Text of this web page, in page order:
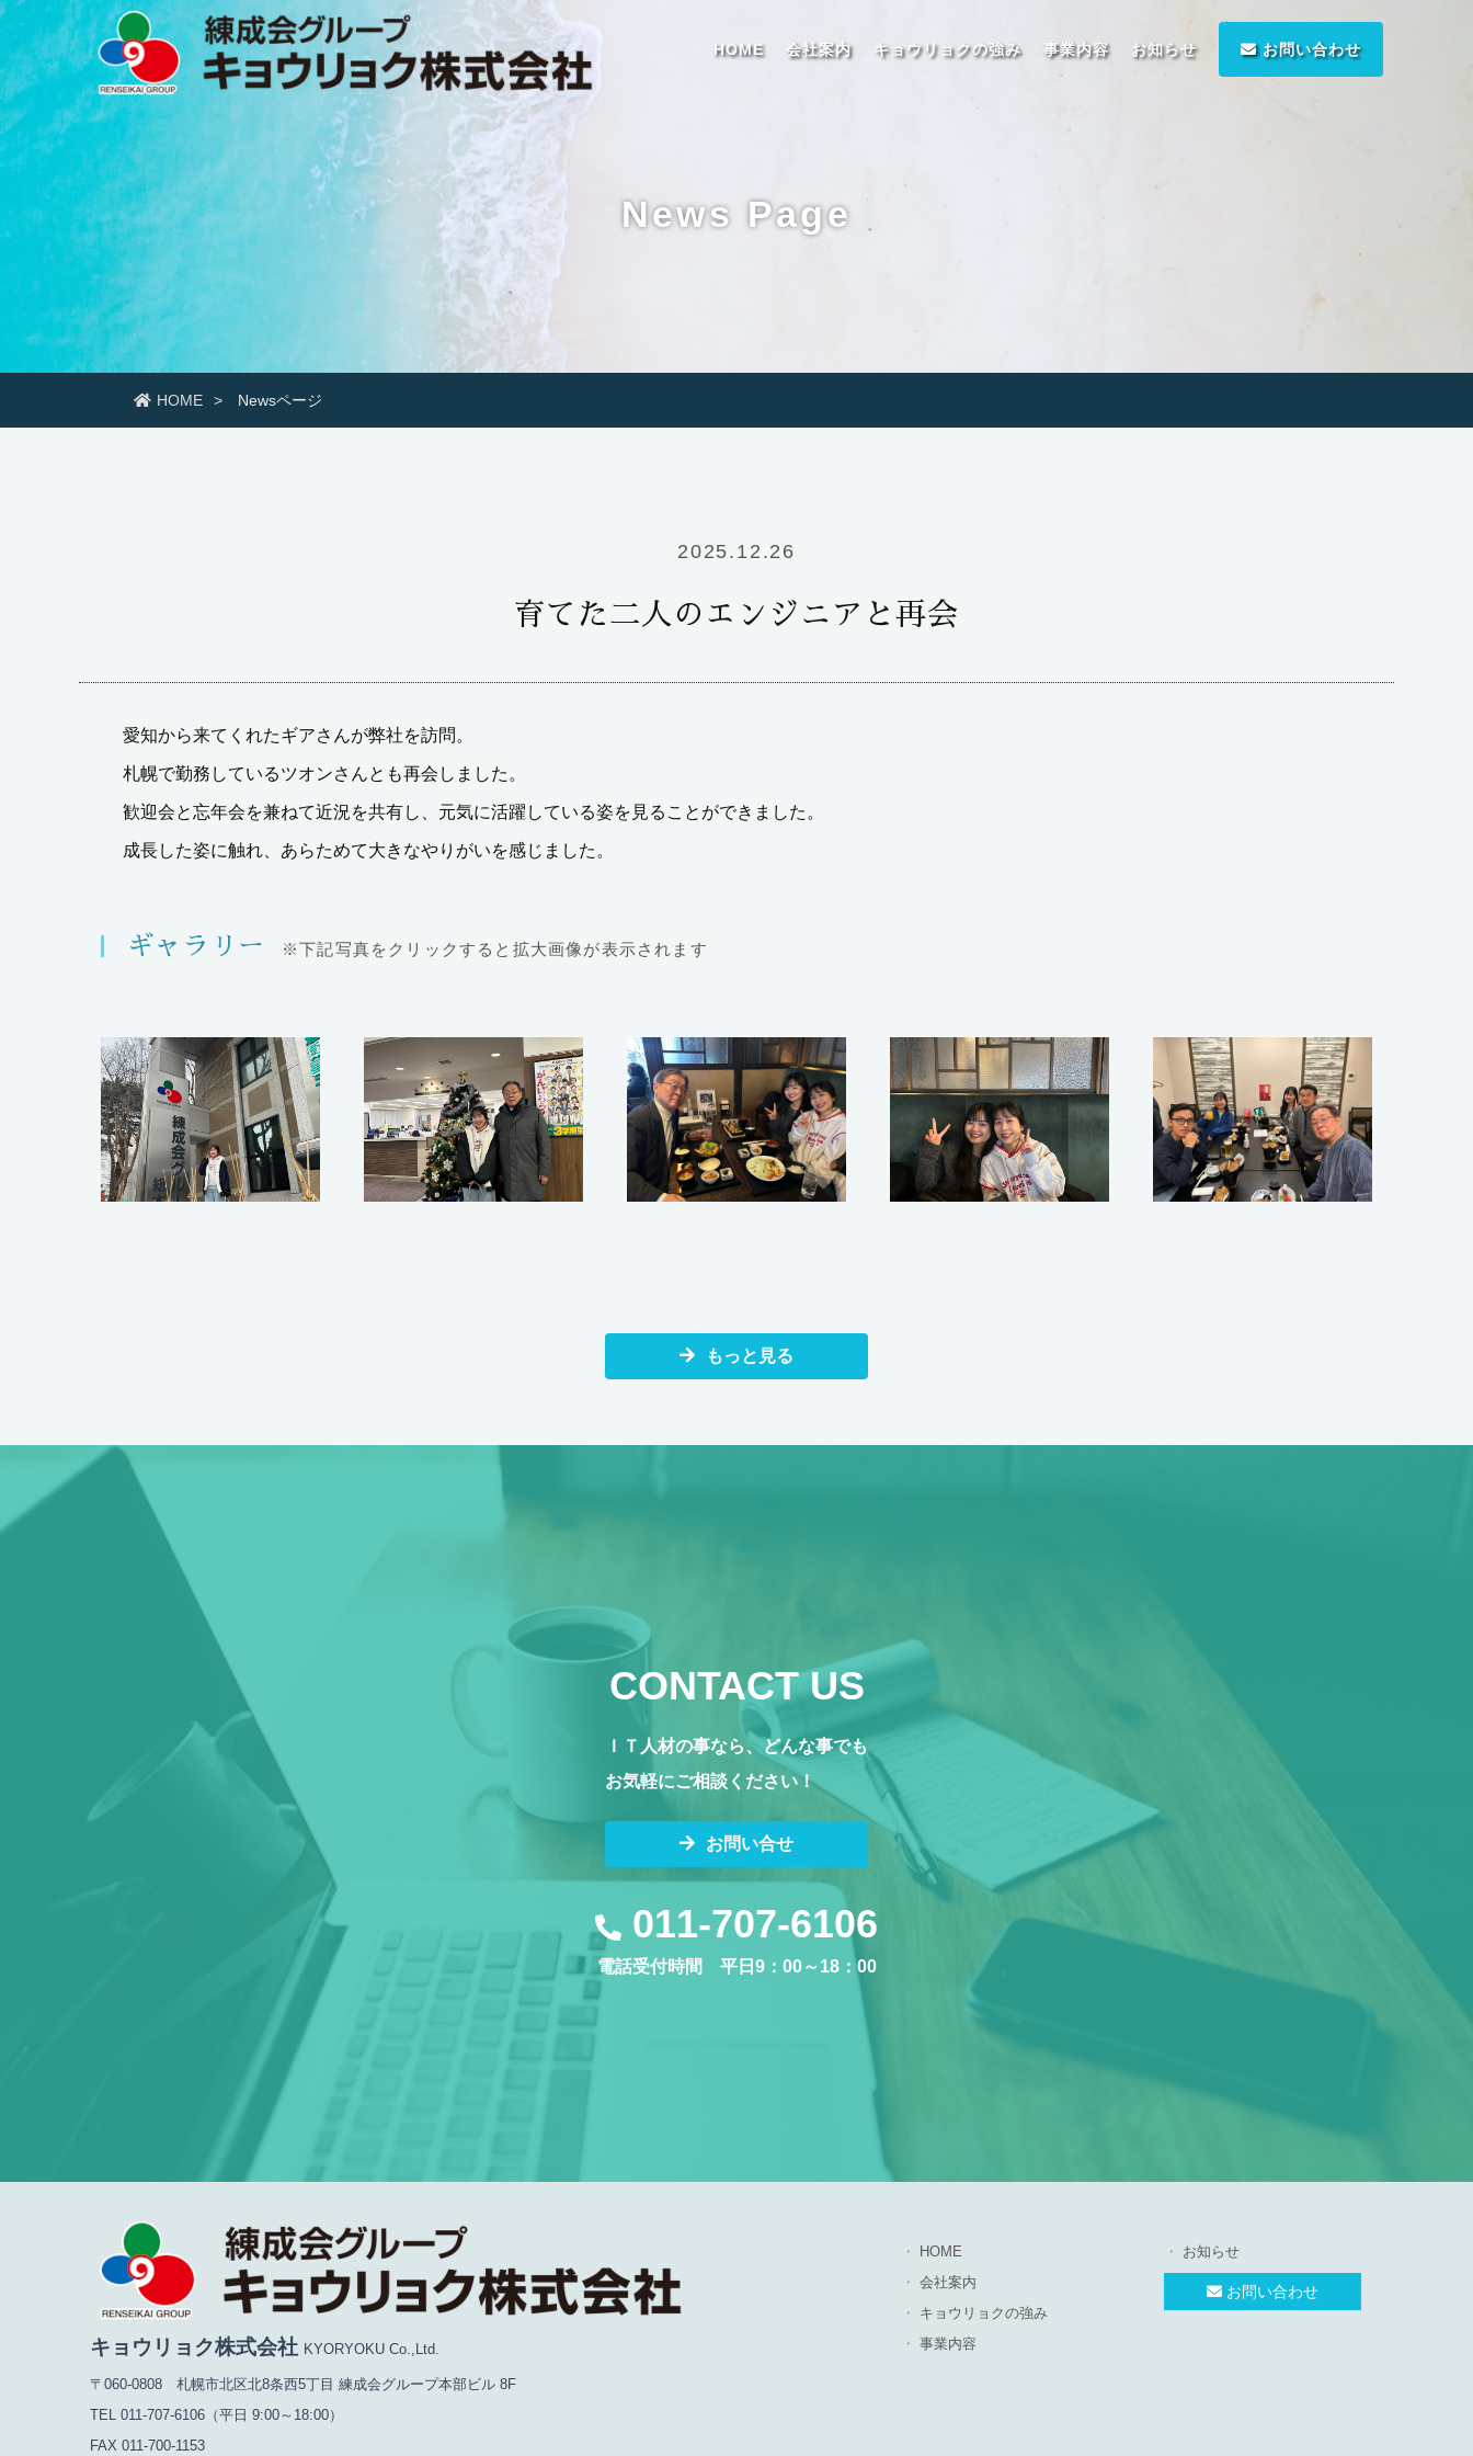
HOME 会社案内 キョウリョクの強み 事業内容 お知らせ お問い合わせ
News Page
HOME Newsページ
2025.12.26
育てた二人のエンジニアと再会
愛知から来てくれたギアさんが弊社を訪問。
札幌で勤務しているツオンさんとも再会しました。
歓迎会と忘年会を兼ねて近況を共有し、元気に活躍している姿を見ることができました。
成長した姿に触れ、あらためて大きなやりがいを感じました。
ギャラリー ※下記写真をクリックすると拡大画像が表示されます
もっと見る
CONTACT US
ＩＴ人材の事なら、どんな事でも
お気軽にご相談ください！
お問い合せ
011-707-6106
電話受付時間 平日9：00～18：00
キョウリョク株式会社 KYORYOKU Co.,Ltd.
〒060-0808 札幌市北区北8条西5丁目 練成会グループ本部ビル 8F
TEL 011-707-6106（平日 9:00～18:00）
FAX 011-700-1153
HOME
会社案内
キョウリョクの強み
事業内容
お知らせ
お問い合わせ